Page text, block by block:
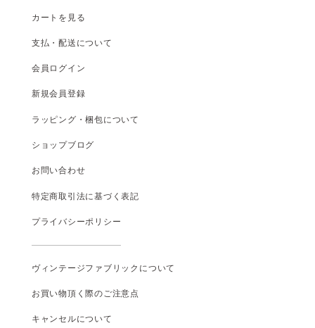
カートを見る
支払 ・配送について
会員ログイン
新規会員登録
ラッピング・梱包について
ショップブログ
お問い合わせ
特定商取引法に基づく表記
プライバシーポリシー
ヴィンテージファブリックについて
お買い物頂く際のご注意点
キャンセルについて